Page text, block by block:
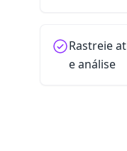
Rastreie
e análise